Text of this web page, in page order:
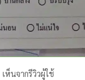
เห็นจากรีวิวผู้ใช้